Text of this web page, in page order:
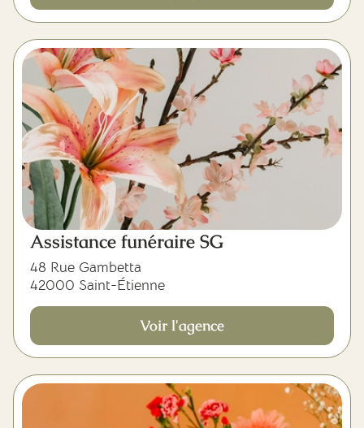
Assistance funéraire SG
48 Rue Gambetta
42000 Saint-Étienne
Voir l'agence